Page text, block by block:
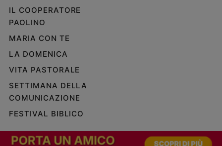
IL COOPERATORE
PAOLINO
MARIA CON TE
LA DOMENICA
VITA PASTORALE
SETTIMANA DELLA
COMUNICAZIONE
FESTIVAL BIBLICO